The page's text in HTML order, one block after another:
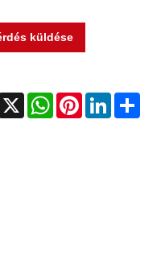
küldése
X WhatsAppPinterestLinkedInShare